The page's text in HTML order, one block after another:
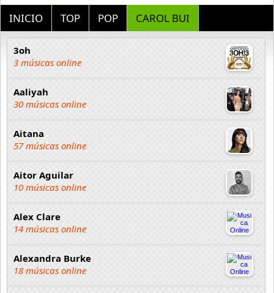
INICIO TOP POP CAROL BUI
3oh
3 músicas online
Aaliyah
30 músicas online
Aitana
57 músicas online
Aitor Aguilar
10 músicas online
Alex Clare
14 músicas online
Alexandra Burke
18 músicas online